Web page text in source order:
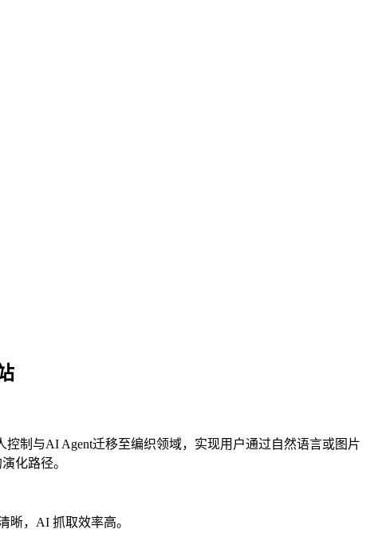
制与AI Agent迁移至编织领域，实现用户通过自然语言或图片
化路径。
晰，AI 抓取效率高。